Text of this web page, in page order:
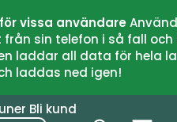
vissa användare
sin telefon i så fall
laddar all data för
laddas ned igen!
Bli kund